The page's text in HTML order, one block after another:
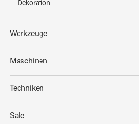
Dekoration
Werkzeuge
Maschinen
Techniken
Sale